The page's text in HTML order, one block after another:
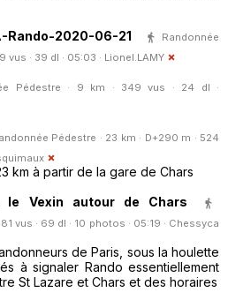
2020-06-21
Randonnée
vus · 39 dl · 05:03 · Lionel.LAMY
Pédestre · 9 km · 349 vus · 24 dl ·
Pédestre · 23 km · D+290 m · 524
km à partir de la gare de Chars
le Vexin autour de Chars
vus · 69 dl · 10 photos · 05:19 · Chessyca
de Paris, sous la houlette
à signaler Rando essentiellement
St Lazare et Chars et des horaires